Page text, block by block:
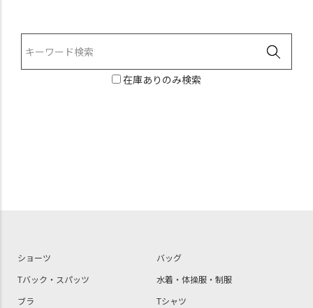
在庫ありのみ検索
ショーツ
Tバック・スパッツ
ブラ
バッグ
水着・体操服・制服
Tシャツ